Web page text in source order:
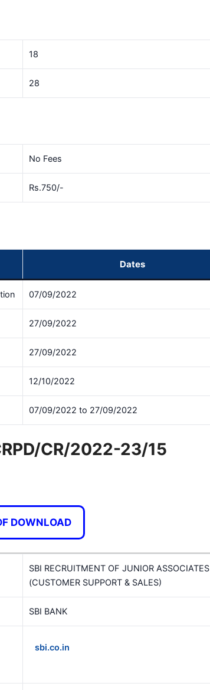
18
28
No Fees
Rs.750/-
Dates
07/09/2022
27/09/2022
27/09/2022
12/10/2022
07/09/2022 to 27/09/2022
CR/2022-23/15
DOWNLOAD
SBI RECRUITMENT OF JUNIOR ASSOCIATES
(CUSTOMER SUPPORT & SALES)
SBI BANK
sbi.co.in